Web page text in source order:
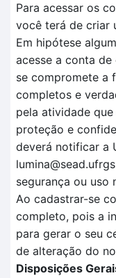
Para acessar os
você terá de criar
Em hipótese
acesse a conta
se compromete a
completos e
pela atividade
proteção e
deverá notificar a
segurança ou uso
Ao cadastrar-se
completo, pois a
para gerar o seu
de alteração do
Disposições